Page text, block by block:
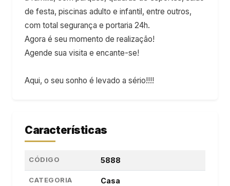
de festa, piscinas adulto e infantil, entre outros,
com total segurança e portaria 24h.
Agora é seu momento de realização!
Agende sua visita e encante-se!
Aqui, o seu sonho é levado a sério!!!!
Características
CÓDIGO 5888
CATEGORIA Casa